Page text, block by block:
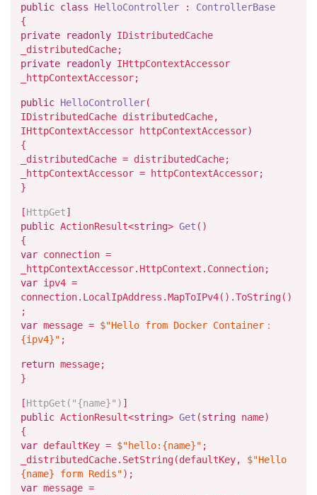
public class HelloController: ControllerBase
{
private
readonlyIDistributedCache
_distributedCache;
private
readonlyIHttpContextAccessor
_httpContextAccessor;
public HelloController(
IDistributedCache distributedCache,
IHttpContextAccessor httpContextAccessor)
{
_distributedCache = distributedCache;
_httpContextAccessor = httpContextAccessor;
}
[HttpGet]
publicActionResult<string> Get ()
{
varconnection =
_httpContextAccessor.HttpContext.Connection;
varipv4 =
connection.LocalIpAddress.MapToIPv4().ToString()
;
varmessage = $"Hello from Docker Container：
{ipv4}" ;
returnmessage;
}
[HttpGet( "{name}" ) ]
publicActionResult<string> Get (stringname)
{
vardefaultKey = $"hello: {name}" ;
_distributedCache.SetString(defaultKey, $"Hello
{name} form Redis");
varmessage =